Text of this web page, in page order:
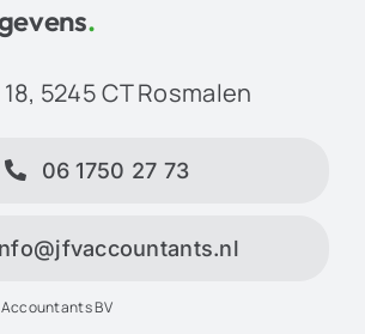
.
5245 CT Rosmalen
06 1750 27 73
BV